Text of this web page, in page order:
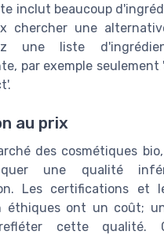
inclut beaucoup
chercher une
une liste
par exemple seulement
au prix
des cosmétiques
une qualité
Les certifications et
éthiques ont un coût;
cette qualité.